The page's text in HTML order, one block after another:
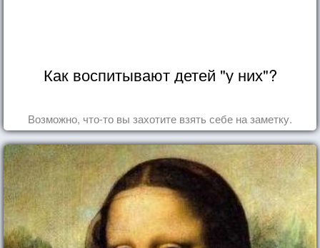
Как воспитывают детей "у них"?
Возможно, что-то вы захотите взять себе на заметку.